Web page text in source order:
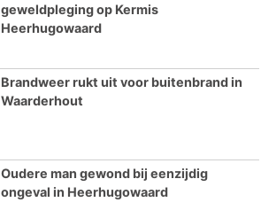
geweldpleging op Kermis
Heerhugowaard
Brandweer rukt uit voor buitenbrand in
Waarderhout
Oudere man gewond bij eenzijdig
ongeval in Heerhugowaard